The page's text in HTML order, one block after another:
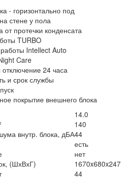
- горизонтально под
стене у пола
протечки конденсата
TURBO
Intellect Auto
Care
24 часа
и срок службы
покрытие внешнего блока
14.0
140
внутр. блока, дБА44
есть
нет
(ШхВхГ)
1670x680x247
44